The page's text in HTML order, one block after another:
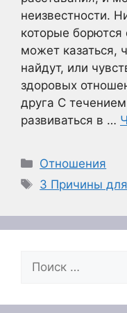
неизвестности.
которые борются
может казаться,
найдут, или
здоровых
друга С
развиваться в …
Рубрики
Отношения
Метки
3 Причины
Поиск: